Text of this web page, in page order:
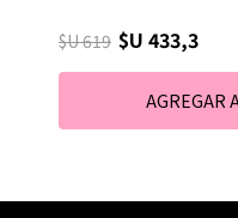
$U 619 $U 433,3